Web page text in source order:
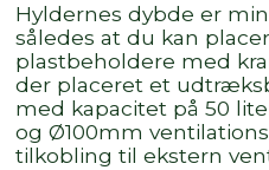
Hyldernes dybde er
således at du kan
plastbeholdere med
der placeret et
med kapacitet på 50
og Ø100mm
tilkobling til ekstern